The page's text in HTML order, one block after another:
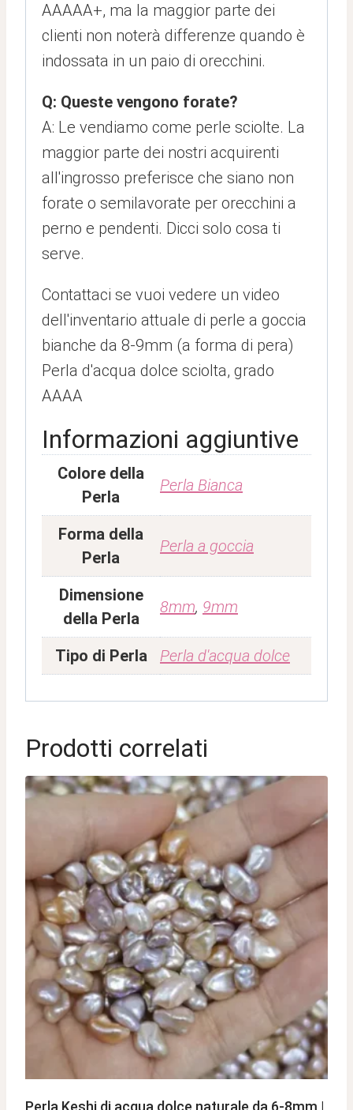
AAAAA+, ma la maggior parte dei
clienti non noterà differenze quando è
indossata in un paio di orecchini.
Q: Queste vengono forate?
A: Le vendiamo come perle sciolte. La
maggior parte dei nostri acquirenti
all'ingrosso preferisce che siano non
forate o semilavorate per orecchini a
perno e pendenti. Dicci solo cosa ti
serve.
Contattaci se vuoi vedere un video
dell'inventario attuale di perle a goccia
bianche da 8-9mm (a forma di pera)
Perla d'acqua dolce sciolta, grado
AAAA
Informazioni aggiuntive
Colore della
Perla
Perla Bianca
Forma della
Perla
Perla a goccia
Dimensione
della Perla
8mm, 9mm
Tipo di Perla Perla d'acqua dolce
Prodotti correlati
Perla Keshi di acqua dolce naturale da 6-8mm |